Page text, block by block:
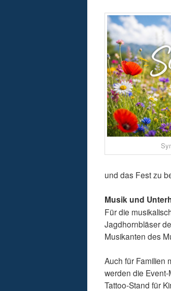
und das Fest zu
Musik und
Für die
Jagdhornbläser
Musikanten des
Auch für Familien
werden die
Tattoo-Stand für